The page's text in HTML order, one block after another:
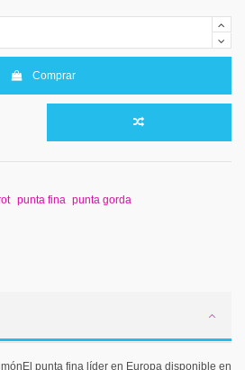
Comprar
punta fina punta gorda
punta fina líder en Europa disponible en